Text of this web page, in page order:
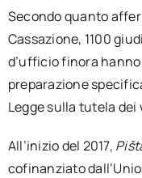
Secondo quanto
Cassazione, 1100
d’ufficio finora
preparazione
Legge sulla tutela dei
All’inizio del 2017,
cofinanziato